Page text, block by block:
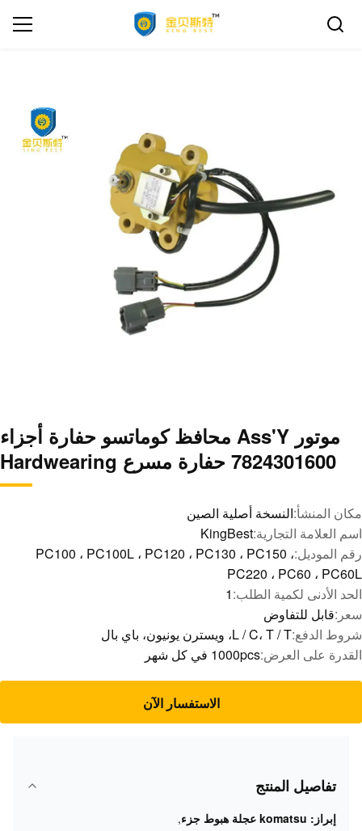
موتور Ass'Y محافظ كوماتسو حفارة أجزاء
7824301600 حفارة مسرع Hardwearing
مكان المنشأ:النسخة أصلية الصين
اسم العلامة التجارية:KingBest
رقم الموديل:PC100 ، PC100L ، PC120 ، PC130 ، PC150 ،
PC220 ، PC60 ، PC60L
الحد الأدنى لكمية الطلب:1
سعر:قابل للتفاوض
شروط الدفع:L / C، T / T، ويسترن يونيون، باي بال
القدرة على العرض:1000pcs في كل شهر
الاستفسار الآن
تفاصيل المنتج
إبراز: komatsu عجلة هبوط جزء
,